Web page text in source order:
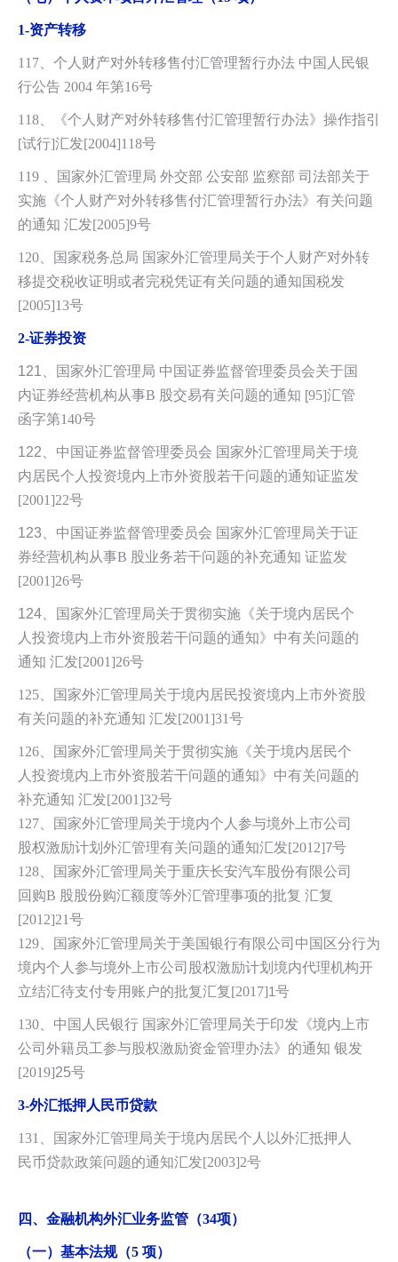
1-资产转移
117、个人财产对外转移售付汇管理暂行办法 中国人民银
行公告 2004 年第16号
118、《个人财产对外转移售付汇管理暂行办法》操作指引
[试行]汇发[2004]118号
119 、国家外汇管理局 外交部 公安部 监察部 司法部关于
实施《个人财产对外转移售付汇管理暂行办法》有关问题
的通知 汇发[2005]9号
120、国家税务总局 国家外汇管理局关于个人财产对外转
移提交税收证明或者完税凭证有关问题的通知国税发
[2005]13号
2-证券投资
121
国家外汇管理局 中国证券监督管理委员会关于国
内证券经营机构从事B 股交易有关问题的通知 [95]汇管
函字第140号
122 、中国证券监督管理委员会 国家外汇管理局关于境
内居民个人投资境内上市外资股若干问题的通知证监发
[2001]22号
123
中国证券监督管理委员会 国家外汇管理局关于证
券经营机构从事B 股业务若干问题的补充通知 证监发
[2001]26号
124
国家外汇管理局关于贯彻实施《关于境内居民个
人投资境内上市外资股若干问题的通知》中有关问题的
通知 汇发[2001]26号
125、国家外汇管理局关于境内居民投资境内上市外资股
有关问题的补充通知 汇发[2001]31号
126、国家外汇管理局关于贯彻实施《关于境内居民个
人投资境内上市外资股若干问题的通知》中有关问题的
补充通知 汇发[2001]32号
127、国家外汇管理局关于境内个人参与境外上市公司
股权激励计划外汇管理有关问题的通知汇发[2012]7号
128、国家外汇管理局关于重庆长安汽车股份有限公司
回购B 股股份购汇额度等外汇管理事项的批复 汇复
[2012]21号
129、国家外汇管理局关于美国银行有限公司中国区分行为
境内个人参与境外上市公司股权激励计划境内代理机构开
立结汇待支付专用账户的批复汇复[2017]1号
130、中国人民银行 国家外汇管理局关于印发《境内上市
公司外籍员工参与股权激励资金管理办法》的通知 银发
[2019]25号
3-外汇抵押人民币贷款
131、国家外汇管理局关于境内居民个人以外汇抵押人
民币贷款政策问题的通知汇发[2003]2号
四、金融机构外汇业务监管（34项）
（一）基本法规（5 项）